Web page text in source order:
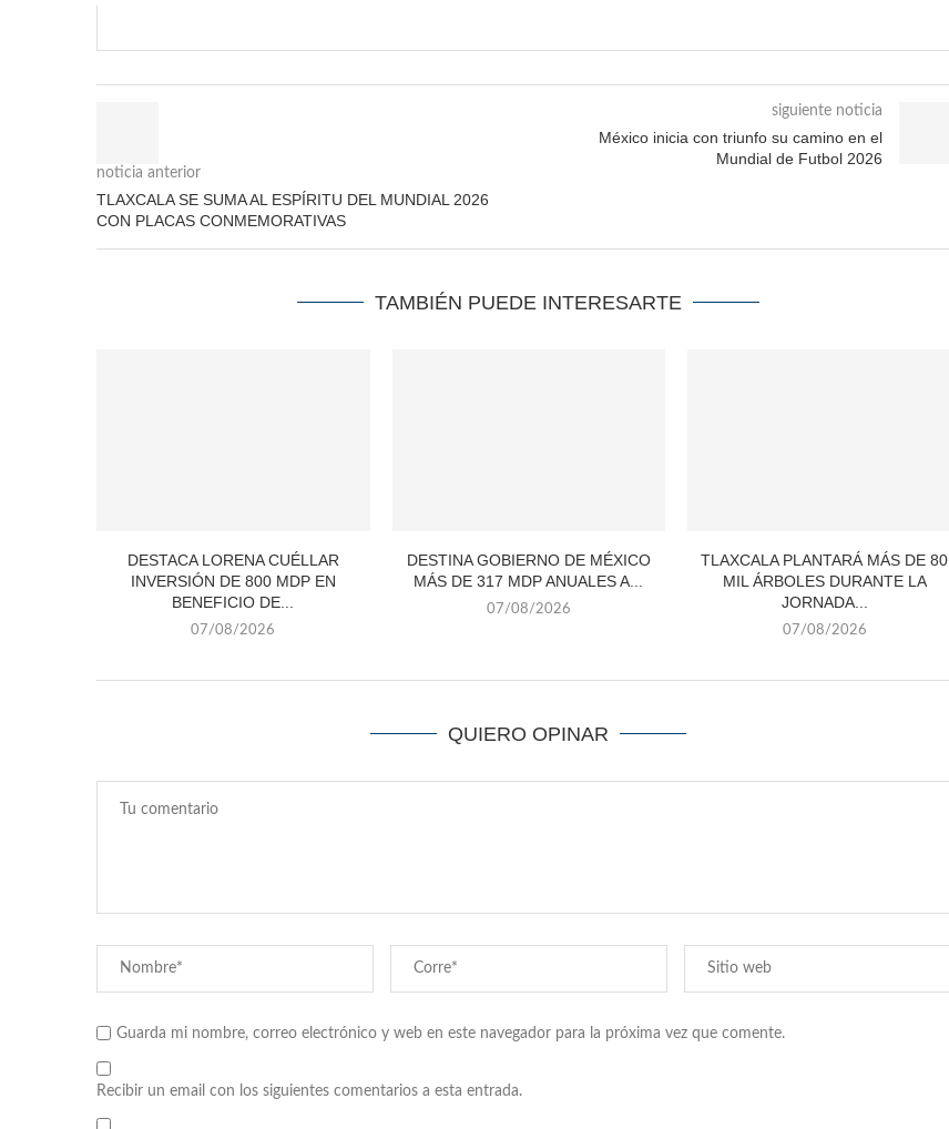
noticia anterior
TLAXCALA SE SUMA AL ESPÍRITU DEL MUNDIAL 2026
CON PLACAS CONMEMORATIVAS
siguiente noticia
México inicia con triunfo su camino en el
Mundial de Futbol 2026
TAMBIÉN PUEDE INTERESARTE
DESTACA LORENA CUÉLLAR
INVERSIÓN DE 800 MDP EN
BENEFICIO DE...
07/08/2026
DESTINA GOBIERNO DE MÉXICO
MÁS DE 317 MDP ANUALES A...
07/08/2026
TLAXCALA PLANTARÁ MÁS DE 80
MIL ÁRBOLES DURANTE LA
JORNADA...
07/08/2026
QUIERO OPINAR
Guarda mi nombre, correo electrónico y web en este navegador para la próxima vez que comente.
Recibir un email con los siguientes comentarios a esta entrada.